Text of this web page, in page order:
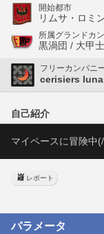
開始都市
リムサ・ロミ
所属グランドカ
黒渦団 / 大甲士
フリーカンパニ
cerisiers luna
自己紹介
マイペースに冒険中
レポート
パラメータ